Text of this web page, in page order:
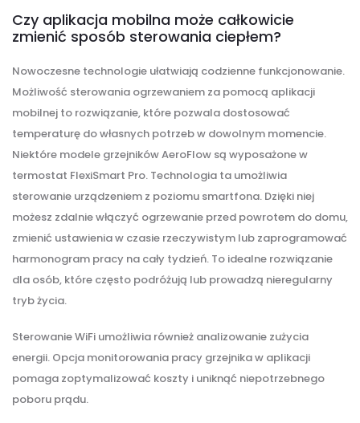
Czy aplikacja mobilna może całkowicie
zmienić sposób sterowania ciepłem?
Nowoczesne technologie ułatwiają codzienne funkcjonowanie.
Możliwość sterowania ogrzewaniem za pomocą aplikacji
mobilnej to rozwiązanie, które pozwala dostosować
temperaturę do własnych potrzeb w dowolnym momencie.
Niektóre modele grzejników AeroFlow są wyposażone w
termostat FlexiSmart Pro. Technologia ta umożliwia
sterowanie urządzeniem z poziomu smartfona. Dzięki niej
możesz zdalnie włączyć ogrzewanie przed powrotem do domu,
zmienić ustawienia w czasie rzeczywistym lub zaprogramować
harmonogram pracy na cały tydzień. To idealne rozwiązanie
dla osób, które często podróżują lub prowadzą nieregularny
tryb życia.
Sterowanie WiFi umożliwia również analizowanie zużycia
energii. Opcja monitorowania pracy grzejnika w aplikacji
pomaga zoptymalizować koszty i uniknąć niepotrzebnego
poboru prądu.